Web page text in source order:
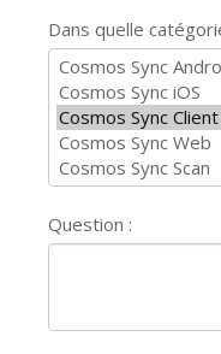
Dans quelle
Question :